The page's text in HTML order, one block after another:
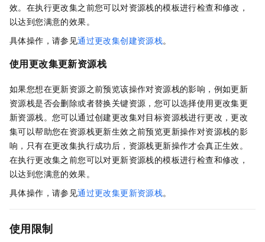
效。在执行更改集之前您可以对资源栈的模板进行检查和修改，
以达到您满意的效果。
具体操作，请参见通过更改集创建资源栈。
使用更改集更新资源栈
如果您想在更新资源之前预览该操作对资源栈的影响，例如更新
资源栈是否会删除或者替换关键资源，您可以选择使用更改集更
新资源栈。您可以通过创建更改集对目标资源栈进行更改，更改
集可以帮助您在资源栈更新生效之前预览更新操作对资源栈的影
响，只有在更改集执行成功后，资源栈更新操作才会真正生效。
在执行更改集之前您可以对更新资源栈的模板进行检查和修改，
以达到您满意的效果。
具体操作，请参见通过更改集更新资源栈。
使用限制